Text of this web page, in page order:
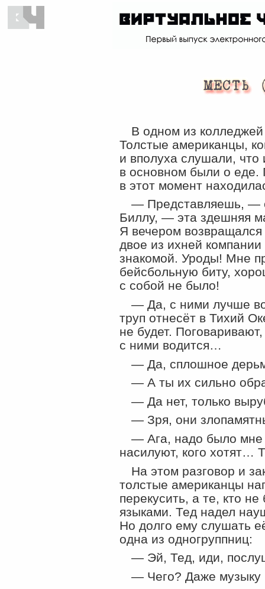
В одном из
Толстые американцы,
и вполуха слушали, что
в основном были о еде.
в этот момент
— Представляешь, —
Биллу, — эта здешняя
Я вечером возвращался
двое из ихней
знакомой. Уроды! Мне
бейсбольную биту,
с собой не было!
— Да, с ними лучше
труп отнесёт в Тихий
не будет.
с ними водится…
— Да, сплошное
— А ты их сильно
— Да нет, только
— Зря, они
— Ага, надо было мне
насилуют, кого хотят…
На этом разговор и
толстые американцы
перекусить, а те, кто
языками. Тед надел
Но долго ему слушать
одна из одногруппниц:
— Эй, Тед, иди,
— Чего? Даже